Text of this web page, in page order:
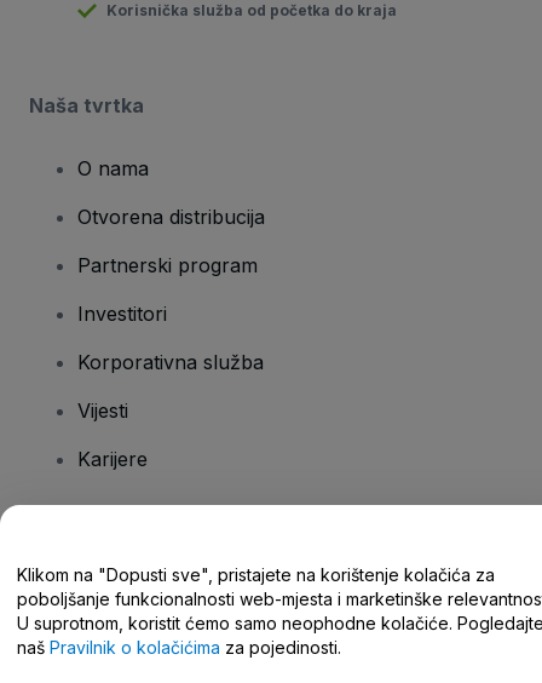
Korisnička služba od početka do kraja
Naša tvrtka
O nama
Otvorena distribucija
Partnerski program
Investitori
Korporativna služba
Vijesti
Karijere
Centar za pomoć/kontaktirajte nas
Klikom na "Dopusti sve", pristajete na korištenje kolačića za
poboljšanje funkcionalnosti web-mjesta i marketinške
U suprotnom, koristit ćemo samo neophodne kolačiće.
naš Pravilnik o kolačićima za pojedinosti.